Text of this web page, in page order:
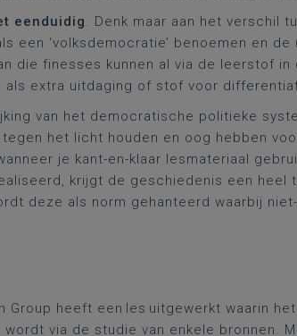
eenduidig. Denk maar aan het verschil
een ‘volksdemocratie’ benoemen en de
die finesses kunnen al via de leerstof
als extra uitdaging of stof voor
van het democratische politieke
het licht houden en oog hebben
je kant-en-klaar lesmateriaal
krijgt de geschiedenis een heel
deze als norm gehanteerd waarbij
Group heeft een les uitgewerkt waarin het
via de studie van enkele bronnen.